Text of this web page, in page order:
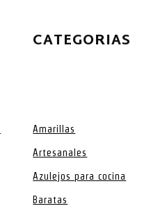
CATEGORIAS
Amarillas
Artesanales
Azulejos para cocina
Baratas